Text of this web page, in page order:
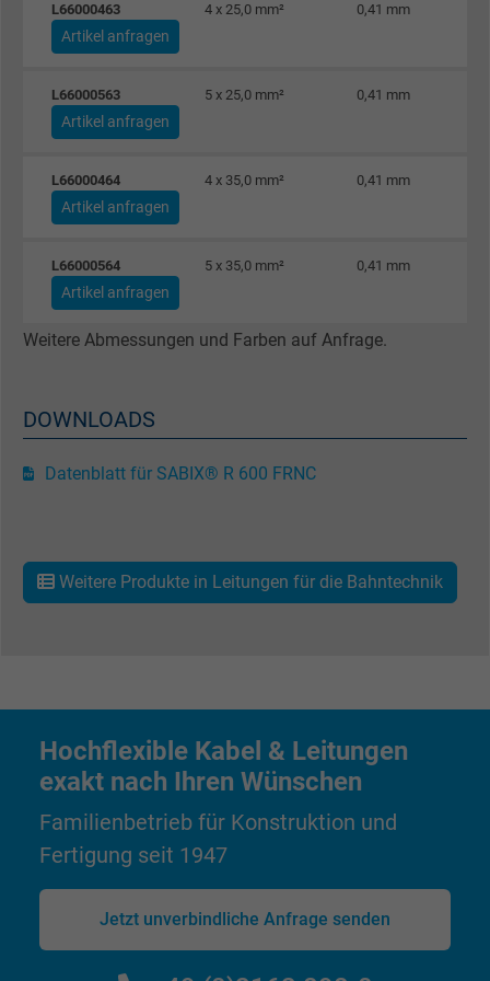
Name m_pixel_ration, Facebook Pixel
Anbieter Facebook Ireland Ltd.
Laufzeit 1 Jahr
Zweck
Anzeigenausrichtung und
Anbieter Facebook Ireland Ltd.
1 Jahr
Zweck
Laufzeit 1 Jahr
Name sb, Facebook Pixel
Anbieter Facebook Ireland Ltd.
Laufzeit 1 Jahr
Cookie von Facebook für Website-Analyse,
Anzeigenausrichtung und
L66000463 4 x 25,0 mm² 0,41 mm
Artikel anfragen
L66000563 5 x 25,0 mm² 0,41 mm
Artikel anfragen
L66000464 4 x 35,0 mm² 0,41 mm
Artikel anfragen
L66000564 5 x 35,0 mm² 0,41 mm
Artikel anfragen
Weitere Abmessungen und Farben auf Anfrage.
DOWNLOADS
Datenblatt für SABIX® R 600 FRNC
Weitere Produkte in Leitungen für die Bahntechnik
Hochflexible Kabel & Leitungen
exakt nach Ihren Wünschen
Familienbetrieb für Konstruktion und
Fertigung seit 1947
Jetzt unverbindliche Anfrage senden